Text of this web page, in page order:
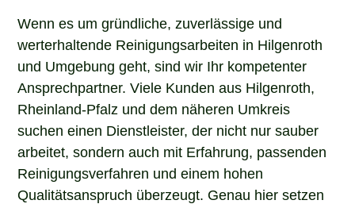
Wenn es um gründliche, zuverlässige und
werterhaltende Reinigungsarbeiten in Hilgenroth
und Umgebung geht, sind wir Ihr kompetenter
Ansprechpartner. Viele Kunden aus Hilgenroth,
Rheinland-Pfalz und dem näheren Umkreis
suchen einen Dienstleister, der nicht nur sauber
arbeitet, sondern auch mit Erfahrung, passenden
Reinigungsverfahren und einem hohen
Qualitätsanspruch überzeugt. Genau hier setzen